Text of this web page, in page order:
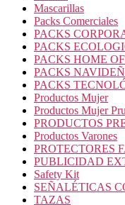
Mascarillas
Packs Comerciales
PACKS
PACKS
PACKS HOME
PACKS
PACKS
Productos Mujer
Productos Mujer
PRODUCTOS
Productos Varones
PROTECTORES
PUBLICIDAD
Safety Kit
SEÑALÉTICAS
TAZAS